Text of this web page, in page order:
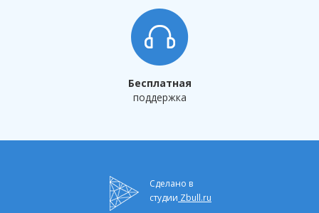
Бесплатная
поддержка
Сделано в
студии Zbull.ru